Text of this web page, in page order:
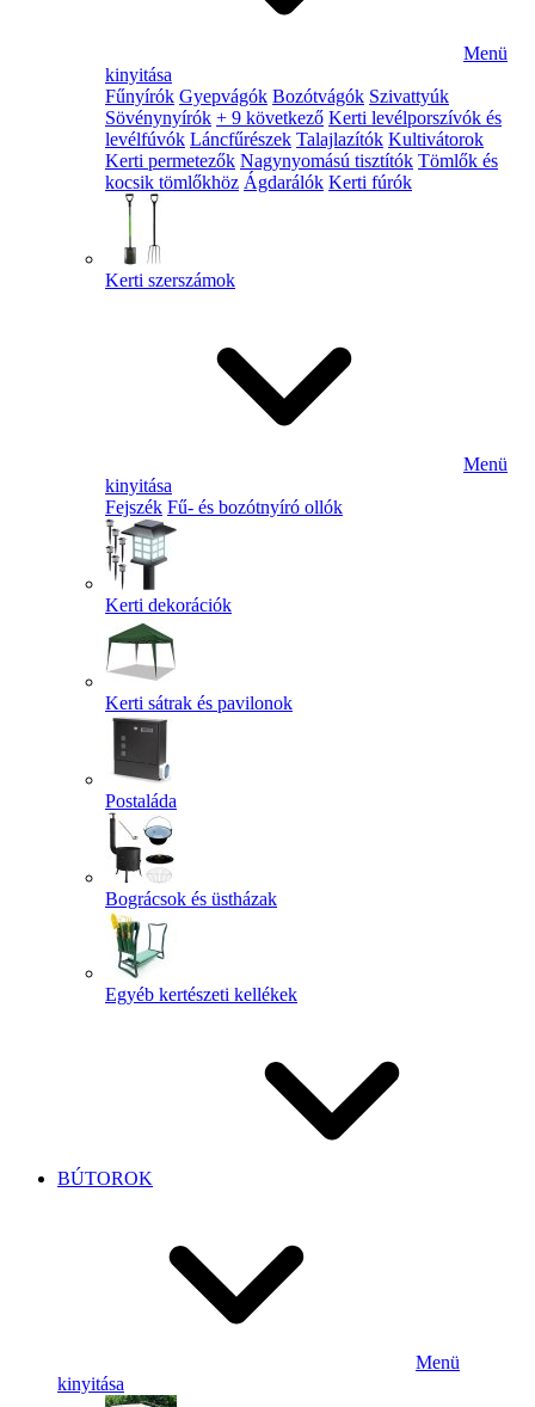
Menü
kinyitása
Fűnyírók Gyepvágók Bozótvágók Szivattyúk
Sövénynyírók + 9 következő Kerti levélporszívók és
levélfúvók Láncfűrészek Talajlazítók Kultivátorok
Kerti permetezők Nagynyomású tisztítók Tömlők és
kocsik tömlőkhöz Ágdarálók Kerti fúrók
Kerti szerszámok
Menü
kinyitása
Fejszék Fű- és bozótnyíró ollók
Kerti dekorációk
Kerti sátrak és pavilonok
Postaláda
Bográcsok és üstházak
Egyéb kertészeti kellékek
BÚTOROK
Menü
kinyitása